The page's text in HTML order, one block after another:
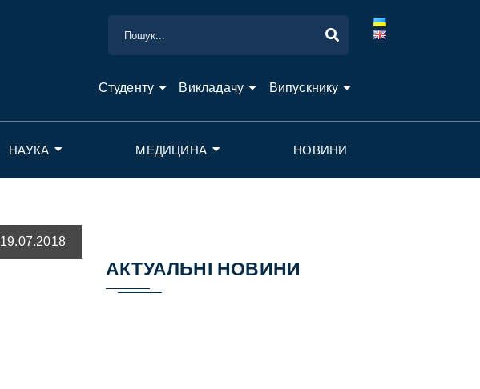
Студенту Викладачу Випускнику
НАУКА МЕДИЦИНА НОВИНИ
19.07.2018
АКТУАЛЬНІ НОВИНИ